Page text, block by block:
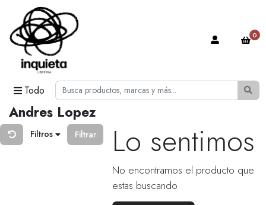
Todo
0
Andres Lopez
Filtros Filtrar Lo sentimos
No encontramos el producto que
estas buscando